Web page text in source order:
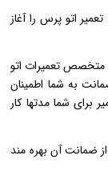
اتو پرس را آغاز
متخصص تعمیرات اتو
به شما اطمینان
برای شما مدتها کار
ضمانت آن بهره مند